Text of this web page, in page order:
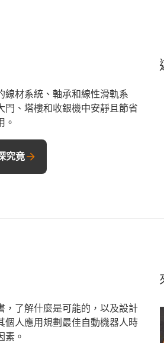
線材系統、軸承和線性滑軌系
門、塔樓和收銀機中安靜且節省
。
究竟
，了解什麼是可能的，以及設計
個人應用規劃最佳自動機器人時
素。